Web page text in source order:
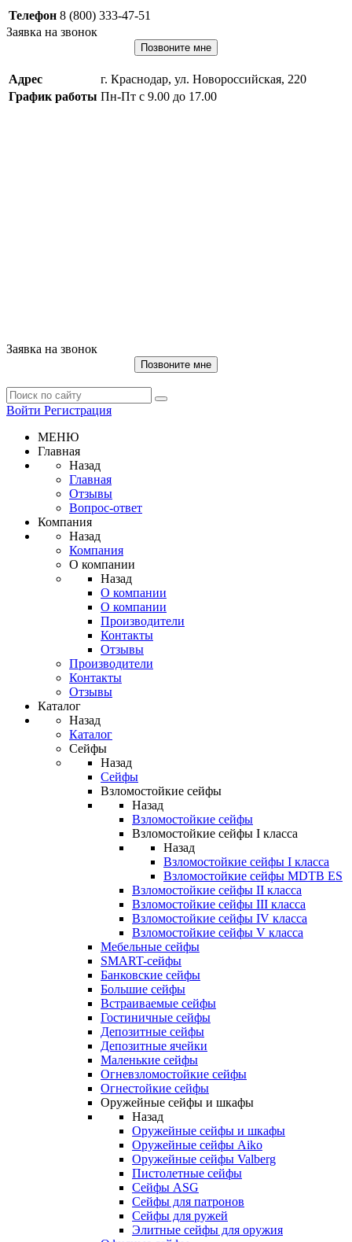
Телефон 8 (800) 333-47-51
Заявка на звонок
Позвоните мне
Адрес
г. Краснодар, ул. Новороссийская, 220
График работы Пн-Пт с 9.00 до 17.00
Заявка на звонок
Позвоните мне
Войти Регистрация
МЕНЮ
Главная
Назад
Главная
Отзывы
Вопрос-ответ
Компания
Назад
Компания
О компании
Назад
О компании
О компании
Производители
Контакты
Отзывы
Производители
Контакты
Отзывы
Каталог
Назад
Каталог
Сейфы
Назад
Сейфы
Взломостойкие сейфы
Назад
Взломостойкие сейфы
Взломостойкие сейфы I класса
Назад
Взломостойкие сейфы I класса
Взломостойкие сейфы MDTB ES
Взломостойкие сейфы II класса
Взломостойкие сейфы III класса
Взломостойкие сейфы IV класса
Взломостойкие сейфы V класса
Мебельные сейфы
SMART-сейфы
Банковские сейфы
Большие сейфы
Встраиваемые сейфы
Гостиничные сейфы
Депозитные сейфы
Депозитные ячейки
Маленькие сейфы
Огневзломостойкие сейфы
Огнестойкие сейфы
Оружейные сейфы и шкафы
Назад
Оружейные сейфы и шкафы
Оружейные сейфы Aiko
Оружейные сейфы Valberg
Пистолетные сейфы
Сейфы ASG
Сейфы для патронов
Сейфы для ружей
Элитные сейфы для оружия